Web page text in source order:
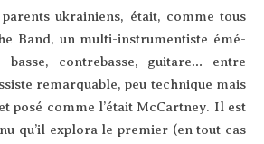
ukrai­niens, était, comme tous
Band, un mul­ti-ins­tru­men­tiste émé­
contre­basse, gui­tare… entre
remar­quable, peu tech­nique mais
posé comme l’é­tait McCart­ney. Il est
qu’il explo­ra le pre­mier (en tout cas